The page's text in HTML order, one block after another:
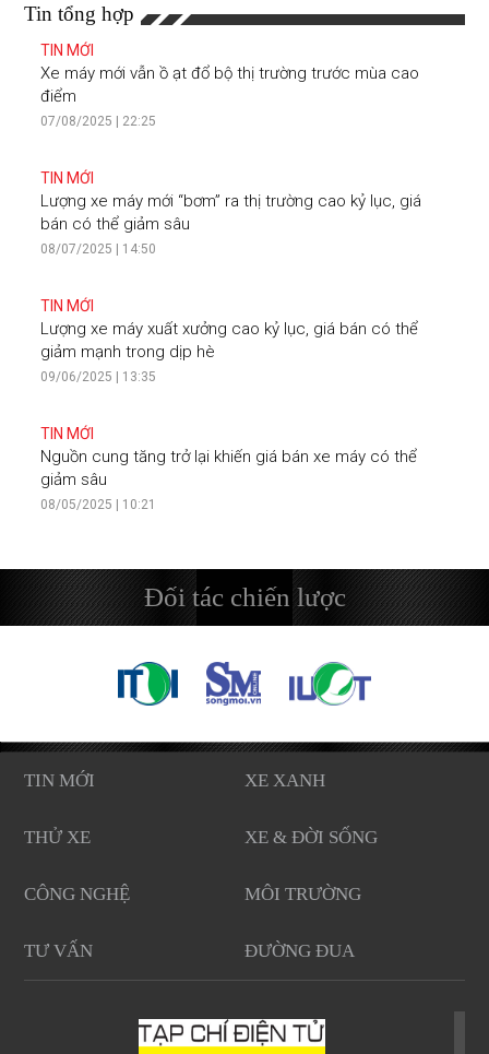
Tin tổng hợp
TIN MỚI
Xe máy mới vẫn ồ ạt đổ bộ thị trường trước mùa cao
điểm
07/08/2025 | 22:25
TIN MỚI
Lượng xe máy mới “bơm” ra thị trường cao kỷ lục, giá
bán có thể giảm sâu
08/07/2025 | 14:50
TIN MỚI
Lượng xe máy xuất xưởng cao kỷ lục, giá bán có thể
giảm mạnh trong dịp hè
09/06/2025 | 13:35
TIN MỚI
Nguồn cung tăng trở lại khiến giá bán xe máy có thể
giảm sâu
08/05/2025 | 10:21
Đối tác chiến lược
TIN MỚI XE XANH
THỬ XE XE & ĐỜI SỐNG
CÔNG NGHỆ MÔI TRƯỜNG
TƯ VẤN ĐƯỜNG ĐUA